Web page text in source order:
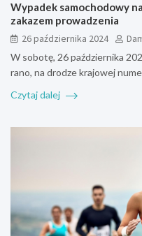
Wypadek samochodowy
zakazem prowadzenia
26 października 2024
W sobotę, 26 października
rano, na drodze krajowej
Czytaj dalej